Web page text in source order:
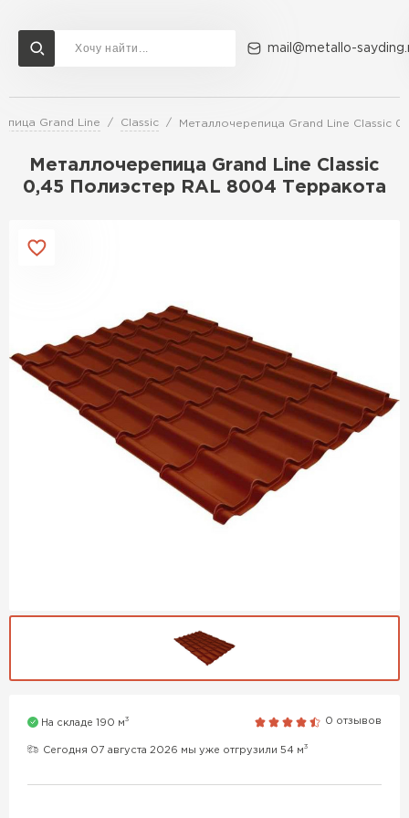
mail@metallo-
Grand Line Classic Металлочерепица Grand Line Classic
Металлочерепица Grand Line Classic
0,45 Полиэстер RAL 8004 Терракота
На складе 190 м3 0 отзывов
Сегодня 07 августа 2026 мы уже отгрузили 54 м3
Доставка и оплата Акции О компании Контакты
Перейти в каталог